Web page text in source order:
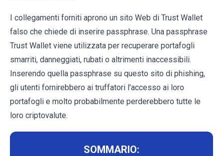
I collegamenti forniti aprono un sito Web di Trust Wallet
falso che chiede di inserire passphrase. Una passphrase
Trust Wallet viene utilizzata per recuperare portafogli
smarriti, danneggiati, rubati o altrimenti inaccessibili.
Inserendo quella passphrase su questo sito di phishing,
gli utenti fornirebbero ai truffatori l'accesso ai loro
portafogli e molto probabilmente perderebbero tutte le
loro criptovalute.
SOMMARIO: